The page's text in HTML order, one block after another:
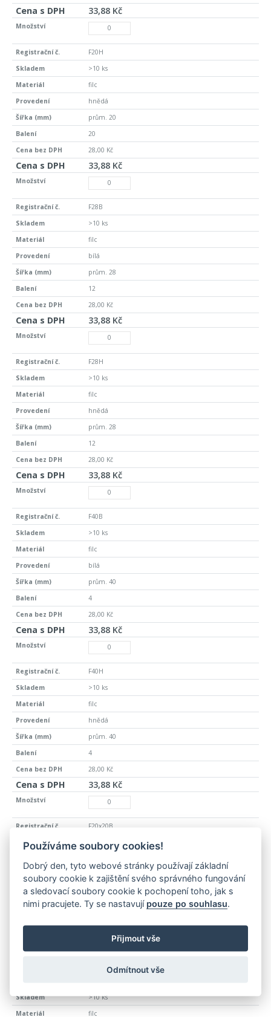
33,88 Kč
F20H
>10 ks
filc
hnědá
prům. 20
20
28,00 Kč
33,88 Kč
F28B
>10 ks
filc
bílá
prům. 28
12
28,00 Kč
33,88 Kč
F28H
>10 ks
filc
hnědá
prům. 28
12
28,00 Kč
33,88 Kč
F40B
>10 ks
filc
bílá
prům. 40
4
28,00 Kč
33,88 Kč
F40H
>10 ks
filc
hnědá
prům. 40
4
28,00 Kč
33,88 Kč
F20x20B
>10 ks
bílá
20 x 20
20
28,00 Kč
33,88 Kč
>10 ks
filc
Používáme soubory cookies!
Dobrý den, tyto webové stránky používají základní
soubory cookie k zajištění svého správného fungování
a sledovací soubory cookie k pochopení toho, jak s
nimi pracujete. Ty se nastavují pouze po souhlasu
Přijmout vše
Odmítnout vše